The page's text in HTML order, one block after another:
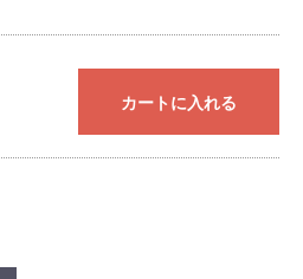
カートに入れる